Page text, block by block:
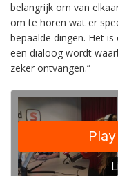
belangrijk om van
om te horen wat er
bepaalde dingen. Het
een dialoog wordt
zeker ontvangen.”